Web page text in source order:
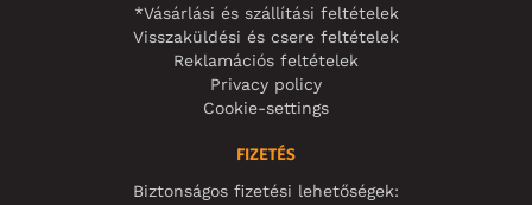
*Vásárlási és szállítási feltételek
Visszaküldési és csere feltételek
Reklamációs feltételek
Privacy policy
Cookie-settings
FIZETÉS
Biztonságos fizetési lehetőségek: